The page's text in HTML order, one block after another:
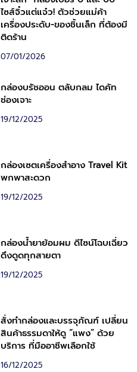
ไซส์จิ๋วแต่แจ๋ว! ตัวช่วยแม่ค้า
เครื่องประดับ-ของชิ้นเล็ก ที่ต้องมี
ติดร้าน
07/01/2026
กล่องบรัชออน ตลับกลม ไดคัท
ช่องเจาะ
19/12/2025
กล่องเซตเครื่องสำอาง Travel Kit
พกพาสะดวก
19/12/2025
กล่องน้ำยาย้อมผม ดีไซน์โฉบเฉี่ยว
ดึงดูดทุกสายตา
19/12/2025
สั่งทำกล่องและบรรจุภัณฑ์ เปลี่ยน
สินค้าธรรมดาให้ดู “แพง” ด้วย
บริการ ที่มืออาชีพเลือกใช้
16/12/2025